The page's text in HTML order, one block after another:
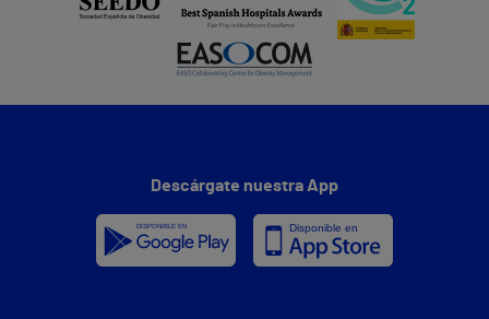
Descárgate nuestra App